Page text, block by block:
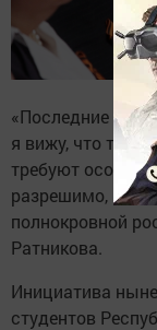
«Последние три
я вижу, что там
требуют
разрешимо,
полнокровной
Ратникова.
Инициатива
студентов